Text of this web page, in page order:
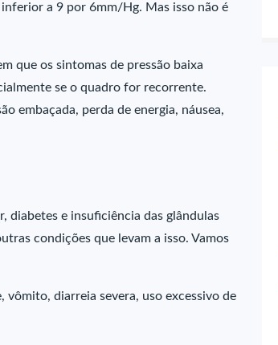
a 9 por 6mm/Hg. Mas isso não é
que os sintomas de pressão baixa
se o quadro for recorrente.
embaçada, perda de energia, náusea,
diabetes e insuficiência das glândulas
condições que levam a isso. Vamos
diarreia severa, uso excessivo de